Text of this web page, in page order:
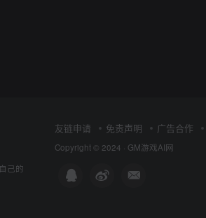
己的
友链申请 免责声明 广告合作
Copyright © 2024 · GM游戏AI网